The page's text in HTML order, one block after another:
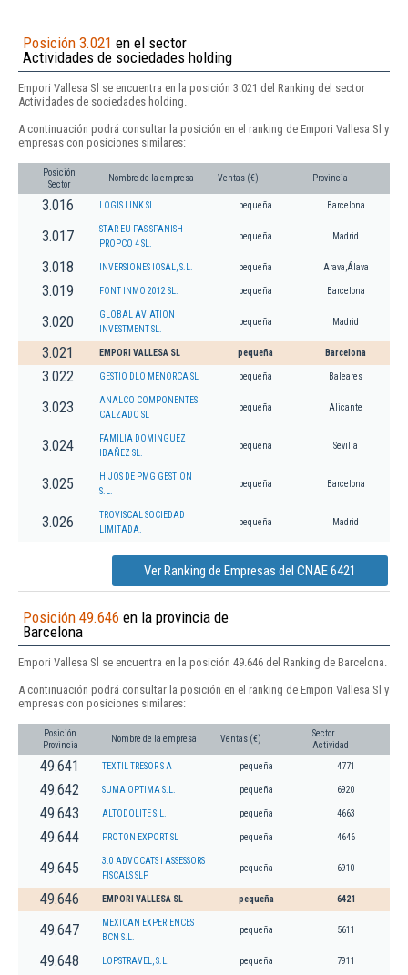
Posición 3.021 en el sector
Actividades de sociedades holding
Empori Vallesa Sl se encuentra en la posición 3.021 del Ranking del sector
Actividades de sociedades holding.
A continuación podrá consultar la posición en el ranking de Empori Vallesa Sl y
empresas con posiciones similares:
Posición
Sector
Nombre de la empresa Ventas (€) Provincia
3.016 LOGIS LINK SL pequeña Barcelona
3.017
STAR EU PAS SPANISH
PROPCO 4 SL.
pequeña Madrid
3.018 INVERSIONES IOSAL, S.L. pequeña Arava,Álava
3.019 FONT INMO 2012 SL. pequeña Barcelona
3.020
GLOBAL AVIATION
INVESTMENT SL.
pequeña Madrid
3.021 EMPORI VALLESA SL pequeña Barcelona
3.022 GESTIO DLO MENORCA SL pequeña Baleares
3.023
ANALCO COMPONENTES
CALZADO SL
pequeña Alicante
3.024
FAMILIA DOMINGUEZ
IBAÑEZ SL.
pequeña Sevilla
3.025
HIJOS DE PMG GESTION
S.L.
pequeña Barcelona
3.026
TROVISCAL SOCIEDAD
LIMITADA.
pequeña Madrid
Ver Ranking de Empresas del CNAE 6421
Posición 49.646 en la provincia de
Barcelona
Empori Vallesa Sl se encuentra en la posición 49.646 del Ranking de Barcelona.
A continuación podrá consultar la posición en el ranking de Empori Vallesa Sl y
empresas con posiciones similares:
Posición
Provincia
Nombre de la empresa Ventas (€)
Sector
Actividad
49.641 TEXTIL TRESOR S A pequeña 4771
49.642 SUMA OPTIMA S.L. pequeña 6920
49.643 ALTODOLITE S.L. pequeña 4663
49.644 PROTON EXPORT SL pequeña 4646
49.645
3.0 ADVOCATS I ASSESSORS
FISCALS SLP
pequeña 6910
49.646 EMPORI VALLESA SL pequeña 6421
49.647
MEXICAN EXPERIENCES
BCN S.L.
pequeña 5611
49.648 LOPSTRAVEL, S.L. pequeña 7911